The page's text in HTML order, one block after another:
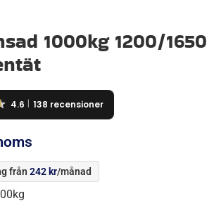
1000kg 1200/1650
4.6 138 recensioner
från 242 kr/månad